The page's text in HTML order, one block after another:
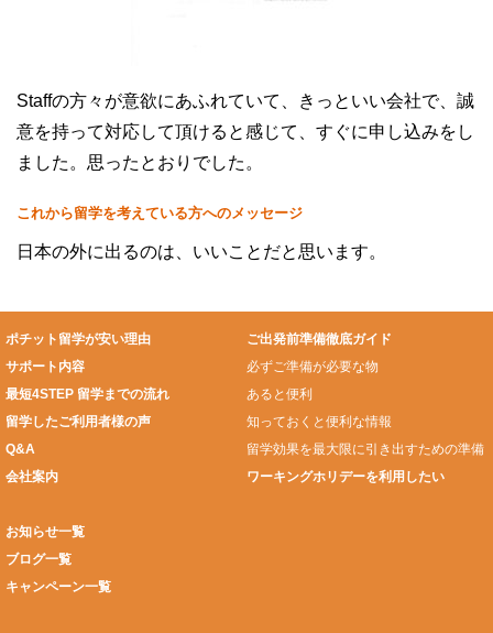
Staffの方々が意欲にあふれていて、きっといい会社で、誠
意を持って対応して頂けると感じて、すぐに申し込みをし
ました。思ったとおりでした。
これから留学を考えている方へのメッセージ
日本の外に出るのは、いいことだと思います。
ポチット留学が安い理由
サポート内容
最短4STEP 留学までの流れ
留学したご利用者様の声
Q&A
会社案内
ご出発前準備徹底ガイド
必ずご準備が必要な物
あると便利
知っておくと便利な情報
留学効果を最大限に引き出すための準備
ワーキングホリデーを利用したい
お知らせ一覧
ブログ一覧
キャンペーン一覧